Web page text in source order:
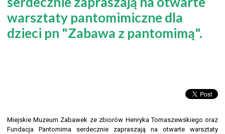
warsztaty pantomimiczne dla
dzieci pn "Zabawa z pantomimą".
Miejskie Muzeum Zabawek ze zbiorów Henryka Tomaszewskiego oraz
Fundacja Pantomima serdecznie zapraszają na otwarte warsztaty